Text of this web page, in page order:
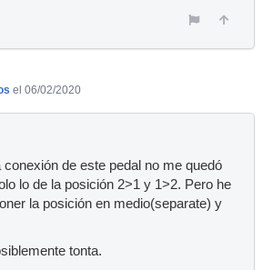
el 06/02/2020
de este pedal no me quedó
lo de la posición 2>1 y 1>2. Pero he
la posición en medio(separate) y
tonta.